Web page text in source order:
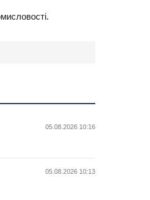
05.08.2026 10:16
05.08.2026 10:13